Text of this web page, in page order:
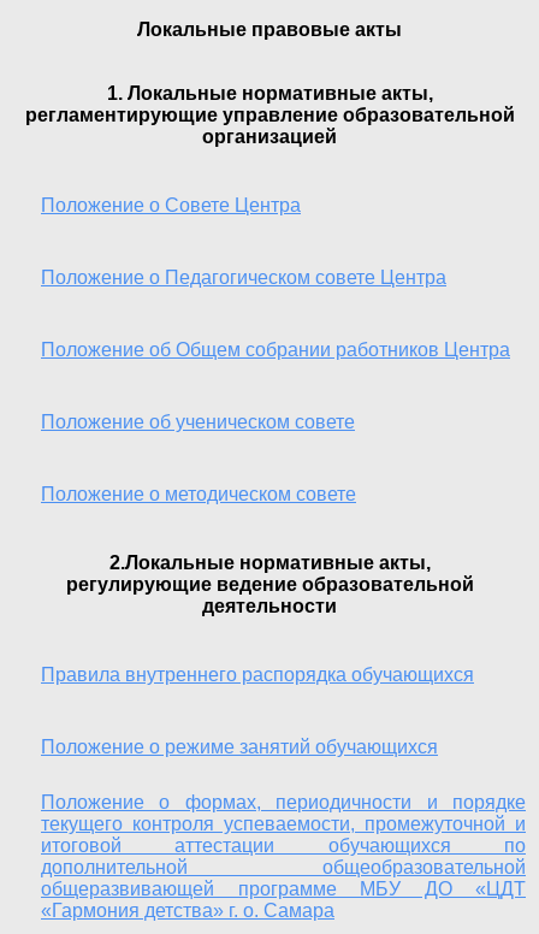
Локальные правовые акты
1. Локальные нормативные акты,
регламентирующие управление образовательной
организацией
Положение о Совете Центра
Положение о Педагогическом совете Центра
Положение об Общем собрании работников Центра
Положение об ученическом совете
Положение о методическом совете
2.Локальные нормативные акты,
регулирующие ведение образовательной
деятельности
Правила внутреннего распорядка обучающихся
Положение о режиме занятий обучающихся
Положение о формах, периодичности и порядке
текущего контроля успеваемости, промежуточной и
итоговой аттестации обучающихся по
дополнительной общеобразовательной
общеразвивающей программе МБУ ДО «ЦДТ
«Гармония детства» г. о. Самара